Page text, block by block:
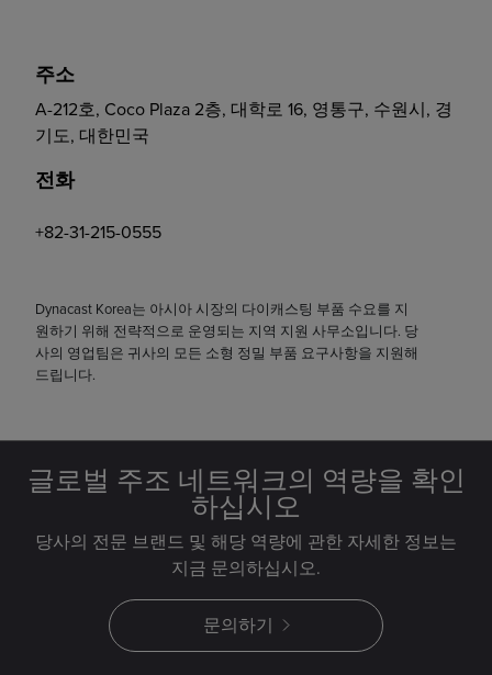
주소
A-212호, Coco Plaza 2층, 대학로 16, 영통구, 수원시, 경
기도, 대한민국
전화
+82-31-215-0555
Dynacast Korea는 아시아 시장의 다이캐스팅 부품 수요를 지
원하기 위해 전략적으로 운영되는 지역 지원 사무소입니다. 당
사의 영업팀은 귀사의 모든 소형 정밀 부품 요구사항을 지원해
드립니다.
글로벌 주조 네트워크의 역량을 확인
하십시오
당사의 전문 브랜드 및 해당 역량에 관한 자세한 정보는
지금 문의하십시오.
문의하기